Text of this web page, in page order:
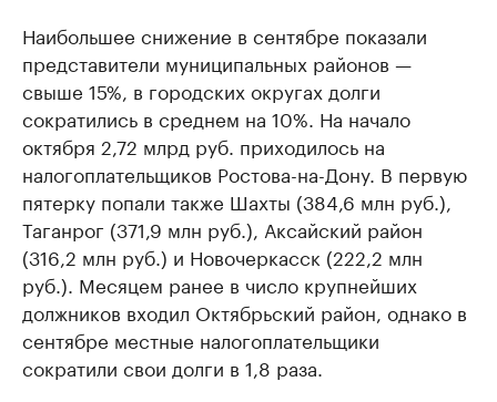
Наибольшее снижение в сентябре показали
представители муниципальных районов —
свыше 15%, в городских округах долги
сократились в среднем на 10%. На начало
октября 2,72 млрд руб. приходилось на
налогоплательщиков Ростова-на-Дону. В первую
пятерку попали также Шахты (384,6 млн руб.),
Таганрог (371,9 млн руб.), Аксайский район
(316,2 млн руб.) и Новочеркасск (222,2 млн
руб.). Месяцем ранее в число крупнейших
должников входил Октябрьский район, однако в
сентябре местные налогоплательщики
сократили свои долги в 1,8 раза.